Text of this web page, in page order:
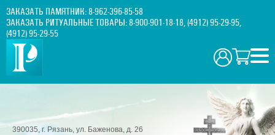
ЗАКАЗАТЬ ПАМЯТНИК:8-962-396-85-58
ЗАКАЗАТЬ РИТУАЛЬНЫЕ ТОВАРЫ:8-900-901-18-18,(4912) 95-29-95,
(4912) 95-29-55
390035, г. Рязань, ул. Баженова, д. 26